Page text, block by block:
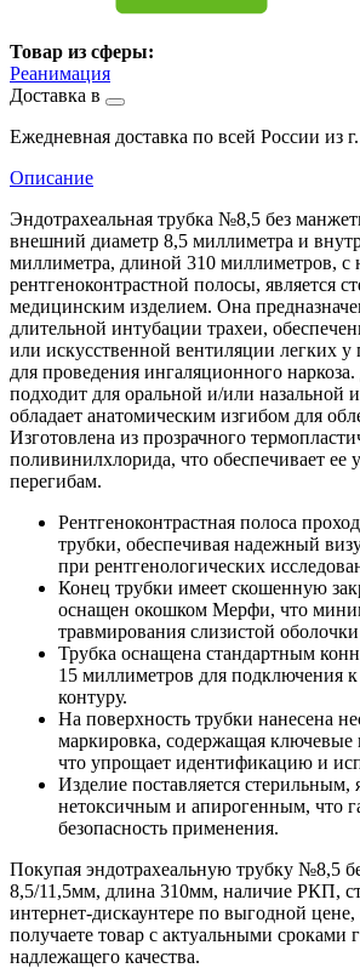
Товар из сферы:
Реанимация
Доставка в
Ежедневная доставка по всей России из
Описание
Эндотрахеальная трубка №8,5 без
внешний диаметр 8,5 миллиметра и
миллиметра, длиной 310 миллиметров, с
рентгеноконтрастной полосы, является
медицинским изделием. Она
длительной интубации трахеи,
или искусственной вентиляции легких у
для проведения ингаляционного
подходит для оральной и/или назальной
обладает анатомическим изгибом для
Изготовлена из прозрачного
поливинилхлорида, что обеспечивает ее
перегибам.
Рентгеноконтрастная полоса
трубки, обеспечивая надежный
при рентгенологических
Конец трубки имеет скошенную
оснащен окошком Мерфи, что
травмирования слизистой
Трубка оснащена стандартным
15 миллиметров для подключения
контуру.
На поверхность трубки нанесена
маркировка, содержащая ключевые
что упрощает идентификацию и
Изделие поставляется стерильным,
нетоксичным и апирогенным, что
безопасность применения.
Покупая эндотрахеальную трубку №8,5
8,5/11,5мм, длина 310мм, наличие РКП,
интернет-дискаунтере по выгодной
получаете товар с актуальными сроками
надлежащего качества.